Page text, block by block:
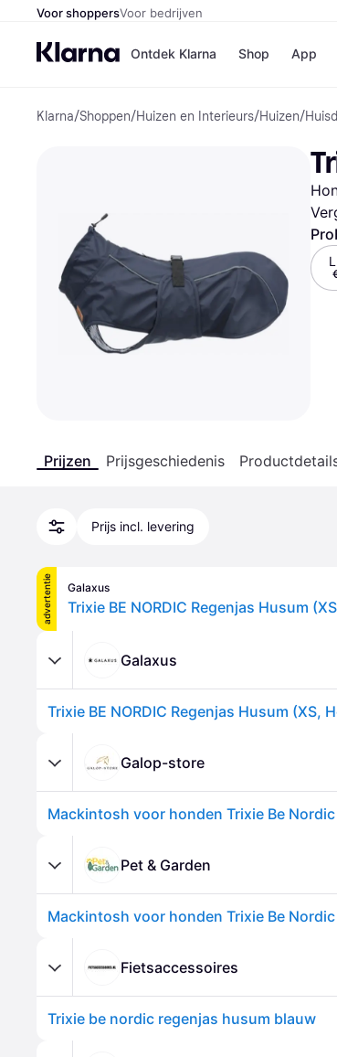
Voor shoppersVoor bedrijven
Ontdek Klarna Shop App
Klarna/Shoppen/Huizen en Interieurs/Huizen/
Prijzen Prijsgeschiedenis
Prijs incl. levering
advertentie Galaxus
Galaxus
Galop-store
Mackintosh voor honden Trixie Be
Pet & Garden
Mackintosh voor honden Trixie Be
Fietsaccessoires
Trixie be nordic regenjas husum blauw